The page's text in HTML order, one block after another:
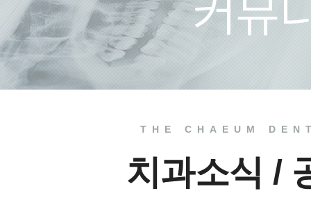
치료 전
THE CHAEUM
치과소식 /